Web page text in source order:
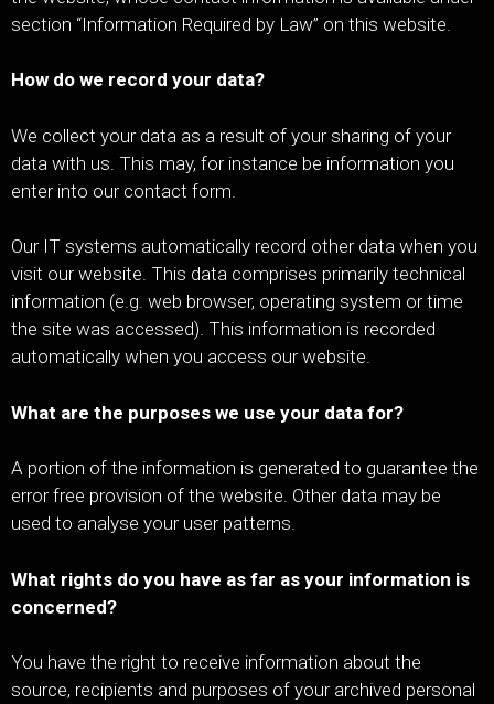
section “Information Required by Law” on this website.
How do we record your data?
We collect your data as a result of your sharing of your
data with us. This may, for instance be information you
enter into our contact form.
Our IT systems automatically record other data when you
visit our website. This data comprises primarily technical
information (e.g. web browser, operating system or time
the site was accessed). This information is recorded
automatically when you access our website.
What are the purposes we use your data for?
A portion of the information is generated to guarantee the
error free provision of the website. Other data may be
used to analyse your user patterns.
What rights do you have as far as your information is
concerned?
You have the right to receive information about the
source, recipients and purposes of your archived personal